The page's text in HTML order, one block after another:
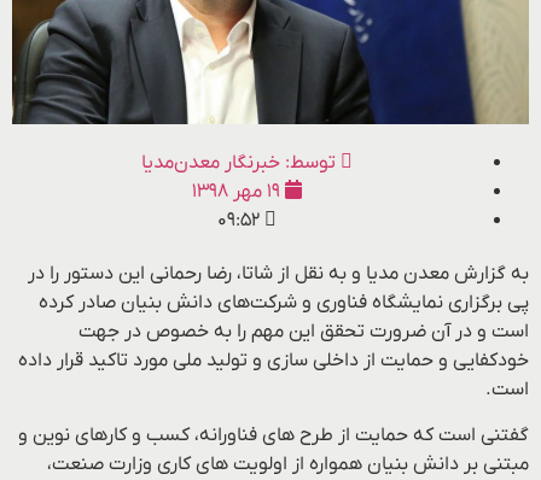
توسط: خبرنگار معدن‌مدیا
۱۹ مهر ۱۳۹۸
۰۹:۵۲
به گزارش معدن مدیا و به نقل از شاتا، رضا رحمانی این دستور را در
پی برگزاری نمایشگاه فناوری و شرکت‌های دانش بنیان صادر کرده
است و در آن ضرورت تحقق این مهم را به خصوص در جهت
خودکفایی و حمایت از داخلی سازی و تولید ملی مورد تاکید قرار داده
است.
گفتنی است که حمایت از طرح های فناورانه، کسب و کارهای نوین و
مبتنی بر دانش بنیان همواره از اولویت های کاری وزارت صنعت،